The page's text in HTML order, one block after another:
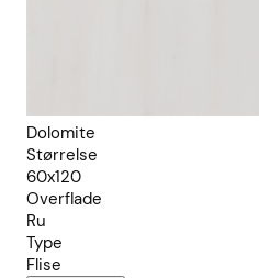
Dolomite
Størrelse
60x120
Overflade
Ru
Type
Flise